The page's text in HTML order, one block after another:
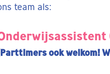
team als:
ook welkom!